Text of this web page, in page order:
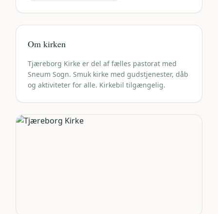
Om kirken
Tjæreborg Kirke er del af fælles pastorat med
Sneum Sogn. Smuk kirke med gudstjenester, dåb
og aktiviteter for alle. Kirkebil tilgængelig.